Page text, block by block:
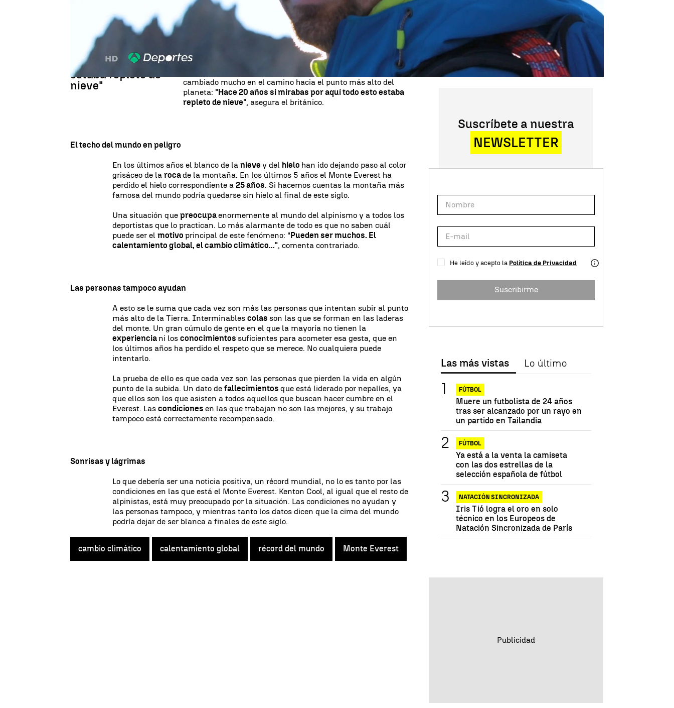
hasta el momento, no la ha hecho solo, la hizo junto con
Dorjee Gyelzen Sherpa.
El nepalí también conoce muy bien lo que es subir a la cima del mundo porque
con esta ya lleva
en su mochila.
"Hace 20 años
estaba repleto de
nieve"
agridulce. La alegría de revalidar su
propia marca queda reducida por lascondiciones
de la propia
subida. Kenton se ha dado cuenta que las cosas han
cambiado mucho en el camino hacia el punto más alto del
planeta: "Hace 20 años si mirabas por aquí todo esto estaba
repleto de nieve", asegura el británico.
El techo del mundo en peligro
En los últimos años el blanco de lanievey del hielo han ido dejando paso al color
grisáceo de larocade la montaña. En los últimos 5 años el Monte Everest ha
perdido el hielo correspondiente a25 años. Si hacemos cuentas la montaña más
famosa del mundo podría quedarse sin hielo al final de este siglo.
Una situación quepreocupaenormemente al mundo del alpinismo y a todos los
deportistas que lo practican. Lo más alarmante de todo es que no saben cuál
puede ser elmotivoprincipal de este fenómeno: "Pueden ser muchos. El
calentamiento global, el cambio climático...", comenta contrariado.
Las personas tampoco ayudan
A esto se le suma que cada vez son más las personas que intentan subir al punto
más alto de la Tierra. Interminablescolas son las que se forman en las laderas
del monte. Un gran cúmulo de gente en el que la mayoría no tienen la
experienciani losconocimientos suficientes para acometer esa gesta, que en
los últimos años ha perdido el respeto que se merece. No cualquiera puede
intentarlo.
La prueba de ello es que cada vez son las personas que pierden la vida en algún
punto de la subida. Un dato defallecimientosque está liderado por nepalíes, ya
que ellos son los que asisten a todos aquellos que buscan hacer cumbre en el
Everest. Lascondicionesen las que trabajan no son las mejores, y su trabajo
tampoco está correctamente recompensado.
Sonrisas y lágrimas
Lo que debería ser una noticia positiva, un récord mundial, no lo es tanto por las
condiciones en las que está el Monte Everest. Kenton Cool, al igual que el resto de
alpinistas, está muy preocupado por la situación. Las condiciones no ayudan y
las personas tampoco, y mientras tanto los datos dicen que la cima del mundo
podría dejar de ser blanca a finales de este siglo.
cambio climático calentamiento global récord del mundo Monte Everest
Suscríbete a nuestra
NEWSLETTER
He leído y acepto la Política de Privacidad
Suscribirme
Las más vistas Lo último
FÚTBOL
Muere un futbolista de 24 años
tras ser alcanzado por un rayo en
un partido en Tailandia
FÚTBOL
Ya está a la venta la camiseta
con las dos estrellas de la
selección española de fútbol
NATACIÓN SINCRONIZADA
Iris Tió logra el oro en solo
técnico en los Europeos de
Natación Sincronizada de París